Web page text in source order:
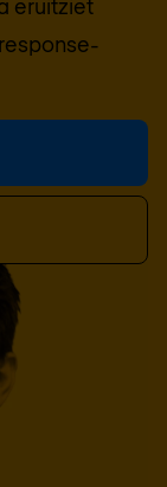
eruitziet